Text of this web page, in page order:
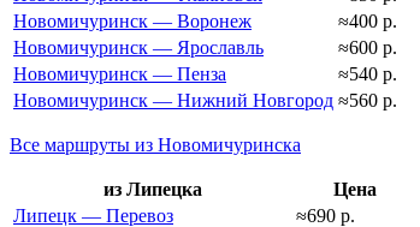
Новомичуринск — Воронеж
≈400 р.
Новомичуринск — Ярославль
≈600 р.
Новомичуринск — Пенза
≈540 р.
Новомичуринск — Нижний Новгород ≈560 р.
Все маршруты из Новомичуринска
из Липецка
Цена
Липецк — Перевоз
≈690 р.